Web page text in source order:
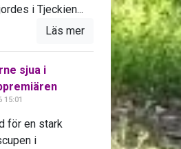
i Tjeckien...
Läs mer
sjua i
15:01
för en stark
i